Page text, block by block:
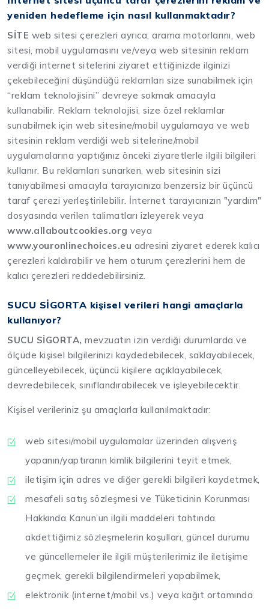
yeniden hedefleme için nasıl kullanmaktadır?
SİTE web sitesi çerezleri ayrıca; arama motorlarını, web
sitesi, mobil uygulamasını ve/veya web sitesinin reklam
verdiği internet sitelerini ziyaret ettiğinizde ilginizi
çekebileceğini düşündüğü reklamları size sunabilmek için
“reklam teknolojisini” devreye sokmak amacıyla
kullanabilir. Reklam teknolojisi, size özel reklamlar
sunabilmek için web sitesine/mobil uygulamaya ve web
sitesinin reklam verdiği web sitelerine/mobil
uygulamalarına yaptığınız önceki ziyaretlerle ilgili bilgileri
kullanır. Bu reklamları sunarken, web sitesinin sizi
tanıyabilmesi amacıyla tarayıcınıza benzersiz bir üçüncü
taraf çerezi yerleştirilebilir. İnternet tarayıcınızın "yardım"
dosyasında verilen talimatları izleyerek veya
www.allaboutcookies.org veya
www.youronlinechoices.eu adresini ziyaret ederek kalıcı
çerezleri kaldırabilir ve hem oturum çerezlerini hem de
kalıcı çerezleri reddedebilirsiniz.
SUCU SİGORTA kişisel verileri hangi amaçlarla
kullanıyor?
SUCU SİGORTA, mevzuatın izin verdiği durumlarda ve
ölçüde kişisel bilgilerinizi kaydedebilecek, saklayabilecek,
güncelleyebilecek, üçüncü kişilere açıklayabilecek,
devredebilecek, sınıflandırabilecek ve işleyebilecektir.
Kişisel verileriniz şu amaçlarla kullanılmaktadır:
web sitesi/mobil uygulamalar üzerinden alışveriş
yapanın/yaptıranın kimlik bilgilerini teyit etmek,
iletişim için adres ve diğer gerekli bilgileri kaydetmek,
mesafeli satış sözleşmesi ve Tüketicinin Korunması
Hakkında Kanun’un ilgili maddeleri tahtında
akdettiğimiz sözleşmelerin koşulları, güncel durumu
ve güncellemeler ile ilgili müşterilerimiz ile iletişime
geçmek, gerekli bilgilendirmeleri yapabilmek,
elektronik (internet/mobil vs.) veya kağıt ortamında